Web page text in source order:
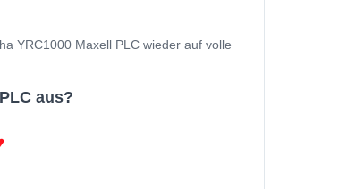
YRC1000 Maxell PLC wieder auf volle
aus?